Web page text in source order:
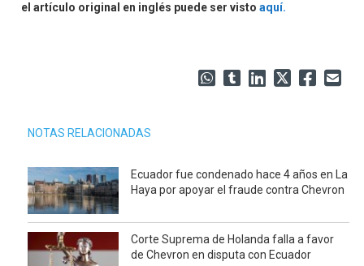
el artículo original en inglés puede ser vistoaquí.
NOTAS RELACIONADAS
Ecuador fue condenado hace 4 años en La
Haya por apoyar el fraude contra Chevron
Corte Suprema de Holanda falla a favor
de Chevron en disputa con Ecuador